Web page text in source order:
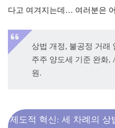
다고 여겨지는데… 여러분은
상법 개정, 불공정 거래
주주 양도세 기준 완화,
원.
제도적 혁신: 세 차례의 상